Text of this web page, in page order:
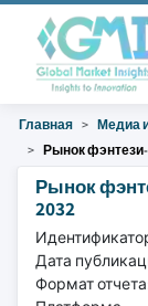
Главная Медиа
Рынок
Рынок
2032
Дата
Формат